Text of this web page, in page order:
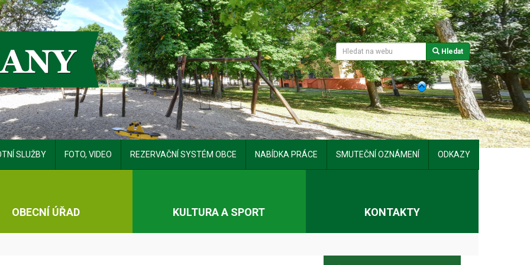
Hledat
SLUŽBY FOTO, VIDEO REZERVAČNÍ SYSTÉM OBCE NABÍDKA PRÁCE SMUTEČNÍ OZNÁMENÍ ODKAZY
OBECNÍ ÚŘAD KULTURA A SPORT KONTAKTY